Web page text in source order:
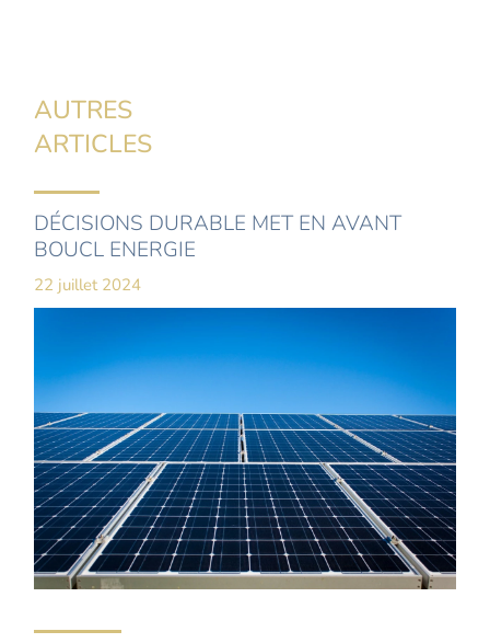
AUTRES
ARTICLES
DÉCISIONS DURABLE MET EN AVANT
BOUCL ENERGIE
22 juillet 2024